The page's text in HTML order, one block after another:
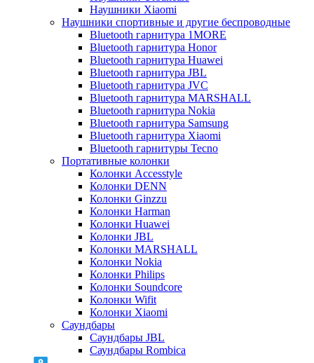
Наушники Xiaomi
Наушники спортивные и другие беспроводные
Bluetooth гарнитура 1MORE
Bluetooth гарнитура Honor
Bluetooth гарнитура Huawei
Bluetooth гарнитура JBL
Bluetooth гарнитура JVC
Bluetooth гарнитура MARSHALL
Bluetooth гарнитура Nokia
Bluetooth гарнитура Samsung
Bluetooth гарнитура Xiaomi
Bluetooth гарнитуры Tecno
Портативные колонки
Колонки Accesstyle
Колонки DENN
Колонки Ginzzu
Колонки Harman
Колонки Huawei
Колонки JBL
Колонки MARSHALL
Колонки Nokia
Колонки Philips
Колонки Soundcore
Колонки Wifit
Колонки Xiaomi
Саундбары
Саундбары JBL
Саундбары Rombica